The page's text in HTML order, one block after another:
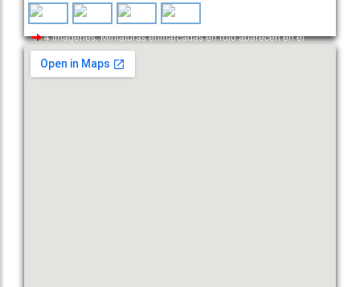
4 imágenes. Miniaturas enmarcadas en rojo aparecen en el
encabezado.